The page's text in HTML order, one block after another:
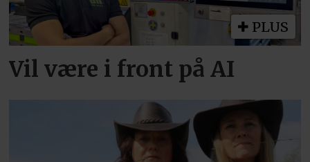
PLUS
Vil være i front på AI